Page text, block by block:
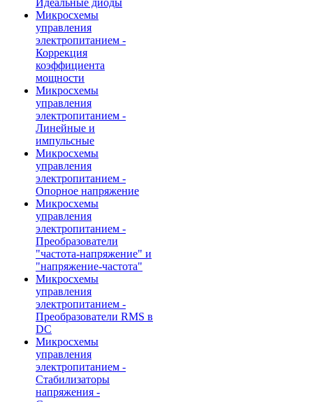
Идеальные диоды
Микросхемы
управления
электропитанием -
Коррекция
коэффициента
мощности
Микросхемы
управления
электропитанием -
Линейные и
импульсные
Микросхемы
управления
электропитанием -
Опорное напряжение
Микросхемы
управления
электропитанием -
Преобразователи
"частота-напряжение" и
"напряжение-частота"
Микросхемы
управления
электропитанием -
Преобразователи RMS в
DC
Микросхемы
управления
электропитанием -
Стабилизаторы
напряжения -